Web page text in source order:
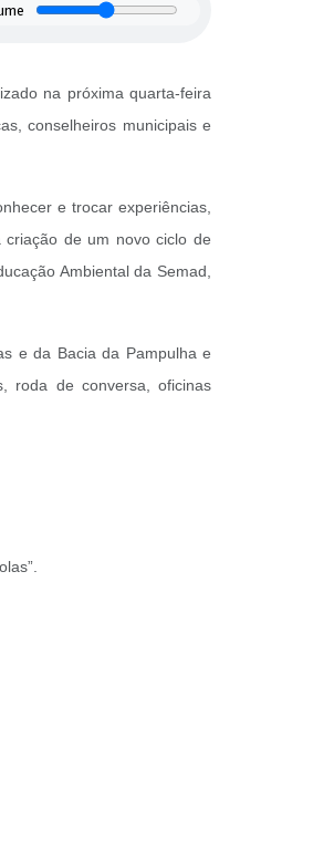
na próxima quarta-feira
conselheiros municipais e
e trocar experiências,
criação de um novo ciclo de
Ambiental da Semad,
e da Bacia da Pampulha e
roda de conversa, oficinas